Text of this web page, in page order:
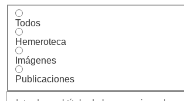
Todos
Hemeroteca
Imágenes
Publicaciones